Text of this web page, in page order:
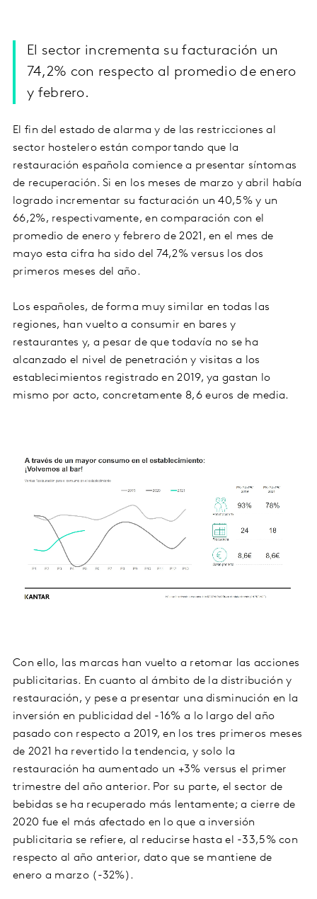
El sector incrementa su facturación un
74,2% con respecto al promedio de enero
y febrero.
El fin del estado de alarma y de las restricciones al
sector hostelero están comportando que la
restauración española comience a presentar síntomas
de recuperación. Si en los meses de marzo y abril había
logrado incrementar su facturación un 40,5% y un
66,2%, respectivamente, en comparación con el
promedio de enero y febrero de 2021, en el mes de
mayo esta cifra ha sido del 74,2% versus los dos
primeros meses del año.
Los españoles, de forma muy similar en todas las
regiones, han vuelto a consumir en bares y
restaurantes y, a pesar de que todavía no se ha
alcanzado el nivel de penetración y visitas a los
establecimientos registrado en 2019, ya gastan lo
mismo por acto, concretamente 8,6 euros de media.
Con ello, las marcas han vuelto a retomar las acciones
publicitarias. En cuanto al ámbito de la distribución y
restauración, y pese a presentar una disminución en la
inversión en publicidad del -16% a lo largo del año
pasado con respecto a 2019, en los tres primeros meses
de 2021 ha revertido la tendencia, y solo la
restauración ha aumentado un +3% versus el primer
trimestre del año anterior. Por su parte, el sector de
bebidas se ha recuperado más lentamente; a cierre de
2020 fue el más afectado en lo que a inversión
publicitaria se refiere, al reducirse hasta el -33,5% con
respecto al año anterior, dato que se mantiene de
enero a marzo (-32%).